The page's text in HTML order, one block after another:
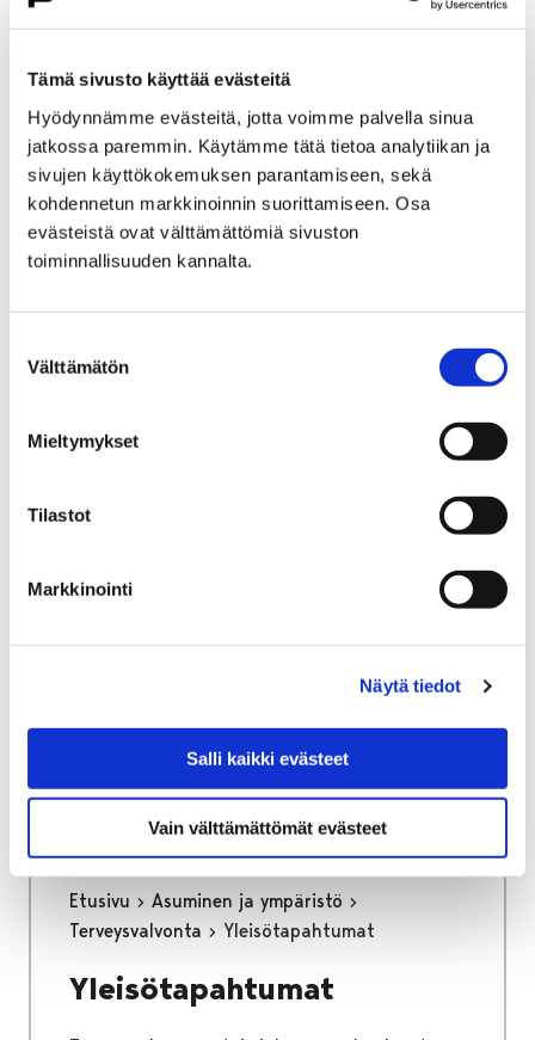
Tämä sivusto käyttää evästeitä
Hyödynnämme evästeitä, jotta voimme palvella sinua
jatkossa paremmin. Käytämme tätä tietoa analytiikan ja
sivujen käyttökokemuksen parantamiseen, sekä
kohdennetun markkinoinnin suorittamiseen. Osa
evästeistä ovat välttämättömiä sivuston
toiminnallisuuden kannalta.
valinta
Välttämätön
Mieltymykset
Tilastot
Markkinointi
Näytä tiedot
Salli kaikki evästeet
Vain välttämättömät evästeet
Etusivu Kasvatus ja koulutus
Lukio
Päättyneet hankkeet
Priima
Priima-päivä 25.8. Porissa
Priima-päivä 25.8. Porissa
Kaupunkikehitys
Liikenneverkkosuunnittelu
Porin keskustan liikenneverkkosuunnitelma on
Työssä määritetään kaikkien liikennemuotojen
aikajänteen ohjenuorana katujen
liikenneverkkosuunnitelman loppuraportin
Etusivu
Asuminen ja ympäristö
Terveysvalvonta
Yleisötapahtumat
Yleisötapahtumat